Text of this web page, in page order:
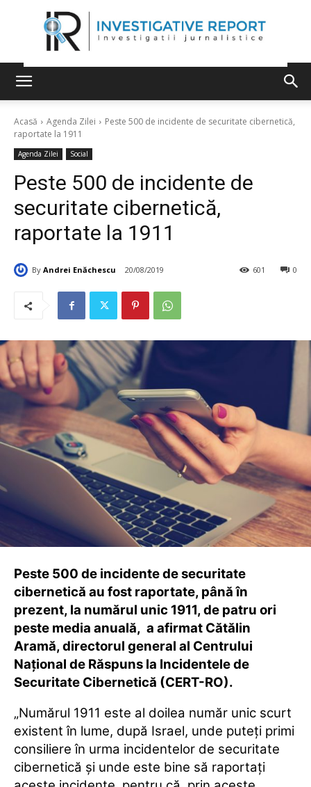
Acasă Agenda Zilei
Peste 500 de incidente de securitate cibernetică,
raportate la 1911
Agenda Zilei Social
Peste 500 de incidente de
securitate cibernetică,
raportate la 1911
By Andrei Enăchescu 20/08/2019 0
601
Peste 500 de incidente de securitate
cibernetică au fost raportate, până în
prezent, la numărul unic 1911, de patru ori
peste media anuală, a afirmat Cătălin
Aramă, directorul general al Centrului
Naţional de Răspuns la Incidentele de
Securitate Cibernetică (CERT-RO).
„Numărul 1911 este al doilea număr unic scurt
existent în lume, după Israel, unde puteţi primi
consiliere în urma incidentelor de securitate
cibernetică şi unde este bine să raportaţi